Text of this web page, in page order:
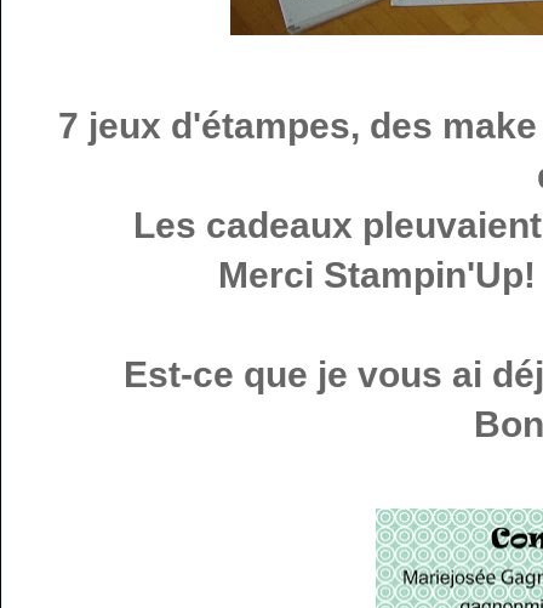
7 jeux d'étampes, des
Les cadeaux
Merci
Est-ce que je vous ai